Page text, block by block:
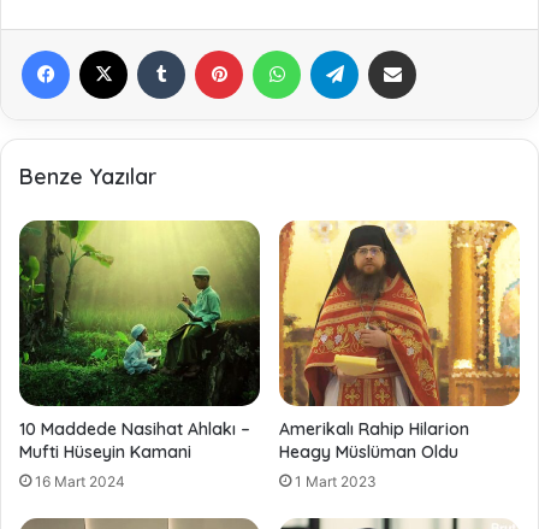
Benze Yazılar
10 Maddede Nasihat Ahlakı –
Mufti Hüseyin Kamani
16 Mart 2024
Amerikalı Rahip Hilarion
Heagy Müslüman Oldu
1 Mart 2023